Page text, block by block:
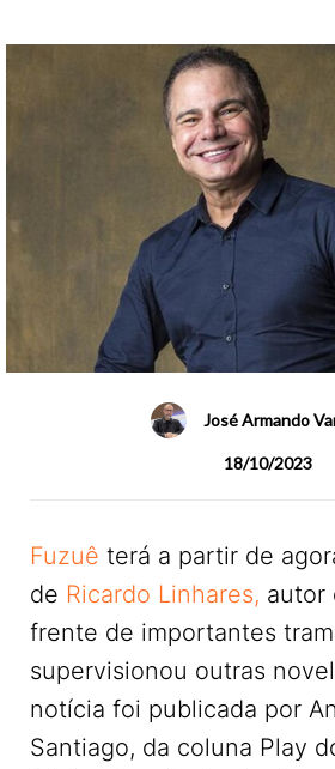
José Armando
18/10/2023
Fuzuê terá a partir de
de Ricardo Linhares, autor
frente de importantes
supervisionou outras
notícia foi publicada por
Santiago, da coluna Play